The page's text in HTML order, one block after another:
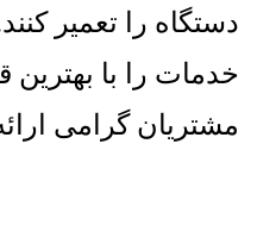
دستگاه را تعمیر
خدمات را با
مشتریان گرامی